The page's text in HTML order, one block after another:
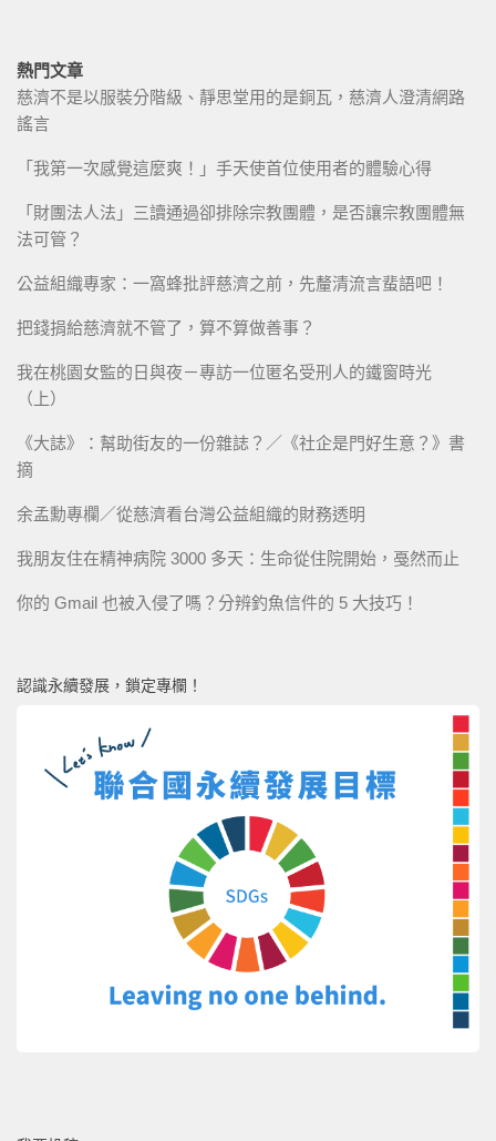
熱門文章
慈濟不是以服裝分階級、靜思堂用的是銅瓦，慈濟人澄清網路
謠言
「我第一次感覺這麼爽！」手天使首位使用者的體驗心得
「財團法人法」三讀通過卻排除宗教團體，是否讓宗教團體無
法可管？
公益組織專家：一窩蜂批評慈濟之前，先釐清流言蜚語吧！
把錢捐給慈濟就不管了，算不算做善事？
我在桃園女監的日與夜－專訪一位匿名受刑人的鐵窗時光
（上）
《大誌》：幫助街友的一份雜誌？／《社企是門好生意？》書
摘
余孟勳專欄／從慈濟看台灣公益組織的財務透明
我朋友住在精神病院 3000 多天：生命從住院開始，戞然而止
你的 Gmail 也被入侵了嗎？分辨釣魚信件的 5 大技巧！
認識永續發展，鎖定專欄！